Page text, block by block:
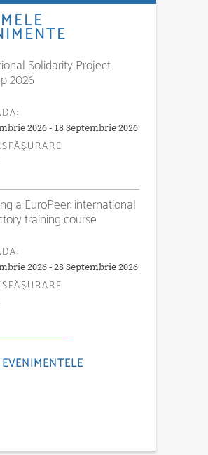
Solidarity Project
2026
2026 - 18 Septembrie 2026
a EuroPeer: international
training course
2026 - 28 Septembrie 2026